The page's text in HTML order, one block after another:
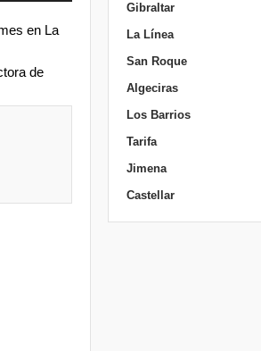
en La
de
Gibraltar
La Línea
San Roque
Algeciras
Los Barrios
Tarifa
Jimena
Castellar